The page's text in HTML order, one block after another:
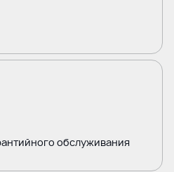
обслуживания